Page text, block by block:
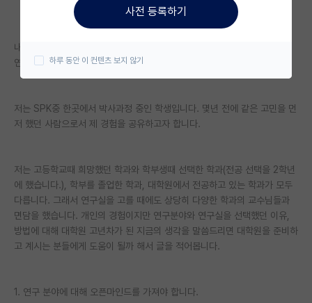
대학원생 모집 게시판
연구실(PI) 홍보 게시판
석박사 채용 정보 게시판
학부 인턴 게시판
취업 게시판
임용 후기 게시판
PI 전용 게시판
내가 잘 할 수 있는 분야가 뭔지도 모르는데 연구실을 고르라니..
연구분야와 연구실 선택은 갓 학부를 졸업하는 입장에서 참 어렵습니다.
저는 SPK중 한곳에서 박사과정 중인 학생입니다. 몇년 전에 같은 고민을 먼
저 했던 사람으로서 제 경험을 공유하고자 합니다.
저는 고등학교때 희망했던 학과와 학부생때 선택한 학과(전공 선택을 2학년
에 했습니다.), 학부를 졸업한 학과, 대학원에서 전공하고 있는 학과가 모두
다릅니다. 그래서 연구실을 고를 때에도 상당히 다양한 학과의 교수님들과
면담을 했습니다. 개인의 경험이지만 연구분야와 연구실을 선택했던 이유,
방법에 대해 대학원 고년차가 된 지금의 생각을 말씀드리면 대학원을 준비하
고 계시는 분들에게 도움이 될까 해서 글을 적어봅니다.
1. 연구 분야에 대해 오픈마인드를 가져야 합니다.
사전 등록하기
하루 동안 이 컨텐츠 보지 않기